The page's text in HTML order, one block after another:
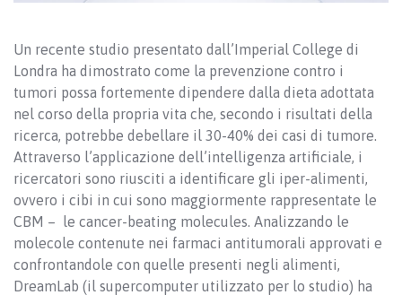
Un recente studio presentato dall’Imperial College di
Londra ha dimostrato come la prevenzione contro i
tumori possa fortemente dipendere dalla dieta adottata
nel corso della propria vita che, secondo i risultati della
ricerca, potrebbe debellare il 30-40% dei casi di tumore.
Attraverso l’applicazione dell’intelligenza artificiale, i
ricercatori sono riusciti a identificare gli iper-alimenti,
ovvero i cibi in cui sono maggiormente rappresentate le
CBM – le cancer-beating molecules. Analizzando le
molecole contenute nei farmaci antitumorali approvati e
confrontandole con quelle presenti negli alimenti,
DreamLab (il supercomputer utilizzato per lo studio) ha